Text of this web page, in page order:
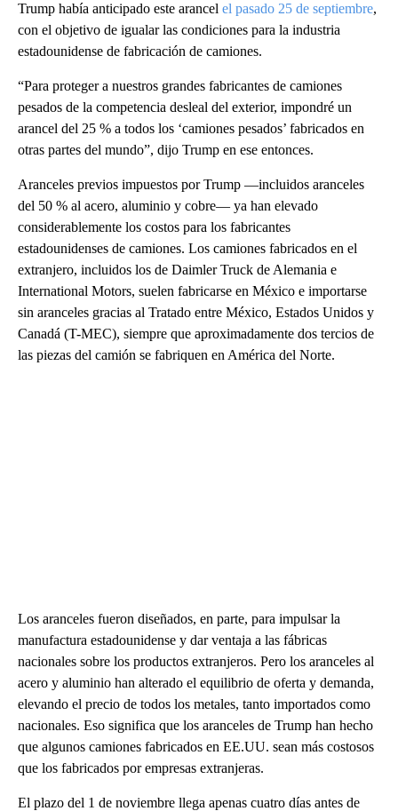
Trump había anticipado este arancel el pasado 25 de septiembre,
con el objetivo de igualar las condiciones para la industria
estadounidense de fabricación de camiones.
“Para proteger a nuestros grandes fabricantes de camiones
pesados de la competencia desleal del exterior, impondré un
arancel del 25 % a todos los ‘camiones pesados’ fabricados en
otras partes del mundo”, dijo Trump en ese entonces.
Aranceles previos impuestos por Trump —incluidos aranceles
del 50 % al acero, aluminio y cobre— ya han elevado
considerablemente los costos para los fabricantes
estadounidenses de camiones. Los camiones fabricados en el
extranjero, incluidos los de Daimler Truck de Alemania e
International Motors, suelen fabricarse en México e importarse
sin aranceles gracias al Tratado entre México, Estados Unidos y
Canadá (T-MEC), siempre que aproximadamente dos tercios de
las piezas del camión se fabriquen en América del Norte.
Los aranceles fueron diseñados, en parte, para impulsar la
manufactura estadounidense y dar ventaja a las fábricas
nacionales sobre los productos extranjeros. Pero los aranceles al
acero y aluminio han alterado el equilibrio de oferta y demanda,
elevando el precio de todos los metales, tanto importados como
nacionales. Eso significa que los aranceles de Trump han hecho
que algunos camiones fabricados en EE.UU. sean más costosos
que los fabricados por empresas extranjeras.
El plazo del 1 de noviembre llega apenas cuatro días antes de